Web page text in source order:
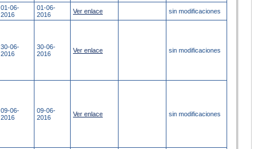
01-06-
2016
01-06-
2016
Ver enlace sin modificaciones
30-06-
2016
30-06-
2016
Ver enlace sin modificaciones
09-06-
2016
09-06-
2016
Ver enlace sin modificaciones